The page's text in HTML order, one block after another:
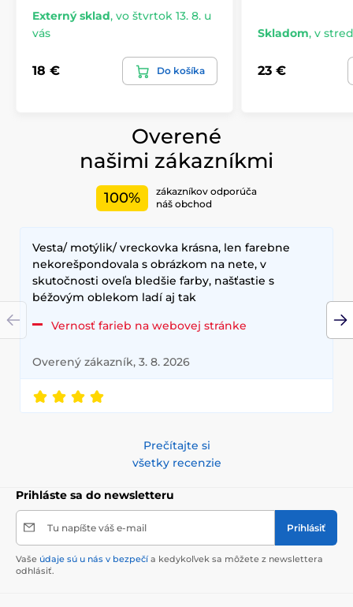
Externý sklad, vo štvrtok 13. 8. u
vás
18 € Do košíka
Skladom, v
23 €
Overené
našimi zákazníkmi
100%
zákazníkov odporúča
náš obchod
Vesta/ motýlik/ vreckovka krásna, len farebne
nekorešpondovala s obrázkom na nete, v
skutočnosti oveľa bledšie farby, našťastie s
béžovým oblekom ladí aj tak
Vernosť farieb na webovej stránke
Overený zákazník, 3. 8. 2026
Prečítajte si
všetky recenzie
Prihláste sa do newsletteru
Tu napíšte váš e-mail Prihlásiť
Vaše údaje sú u nás v bezpečí a kedykoľvek sa môžete z newslettera
odhlásiť.